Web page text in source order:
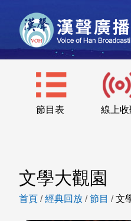
節目表 線上收
文學大觀園
首頁 /經典回放 /節目 /文